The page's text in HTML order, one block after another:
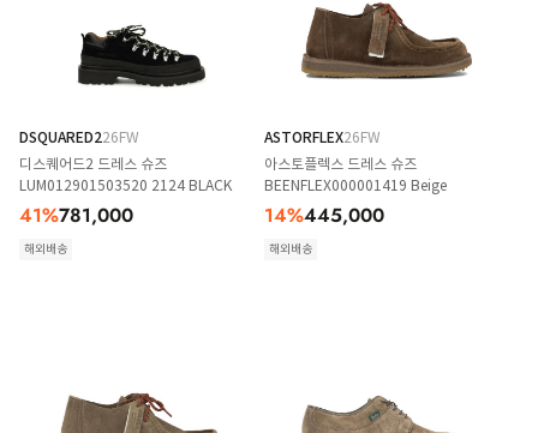
DSQUARED226FW
디스퀘어드2 드레스 슈즈
LUM012901503520 2124 BLACK
41%781,000
해외배송
ASTORFLEX26FW
아스토플렉스 드레스 슈즈
BEENFLEX000001419 Beige
14%445,000
해외배송